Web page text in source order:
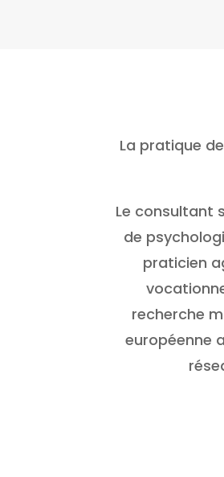
La pratique
Le consultant
de
praticien
recherche
européenne